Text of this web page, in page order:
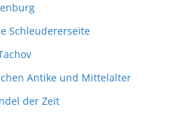
Schleudererseite
Antike und Mittelalter
der Zeit